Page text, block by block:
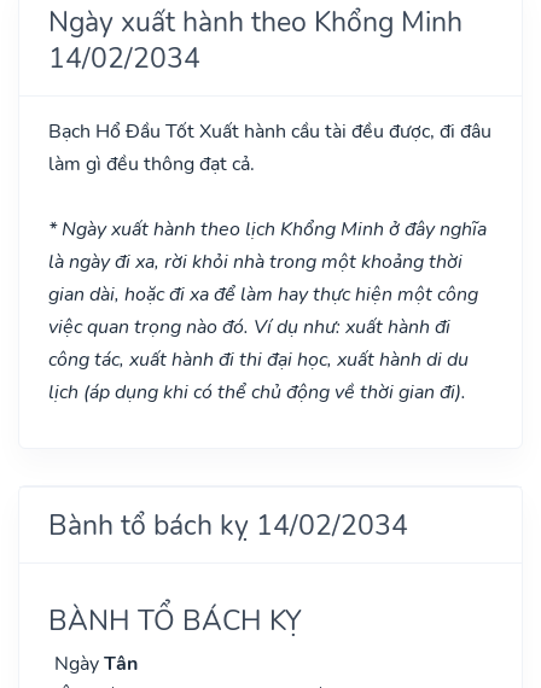
Ngày xuất hành theo Khổng Minh
14/02/2034
Bạch Hổ Đầu TốtXuất hành cầu tài đều được, đi đâu
làm gì đều thông đạt cả.
* Ngày xuất hành theo lịch Khổng Minh ở đây nghĩa
là ngày đi xa, rời khỏi nhà trong một khoảng thời
gian dài, hoặc đi xa để làm hay thực hiện một công
việc quan trọng nào đó. Ví dụ như: xuất hành đi
công tác, xuất hành đi thi đại học, xuất hành di du
lịch (áp dụng khi có thể chủ động về thời gian đi).
Bành tổ bách kỵ 14/02/2034
BÀNH TỔ BÁCH KỴ
NgàyTân